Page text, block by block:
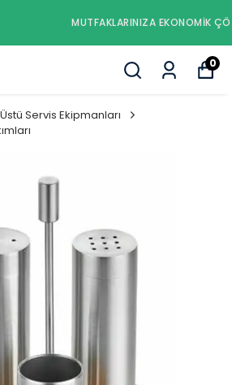
EKONOMIK ÇÖZÜMLER MUTEKO DA..
0
Servis Ekipmanları